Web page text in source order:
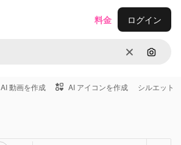
消去 画像で
料金 ログイン
AI 動画を作成 AI アイコンを作成 シルエット